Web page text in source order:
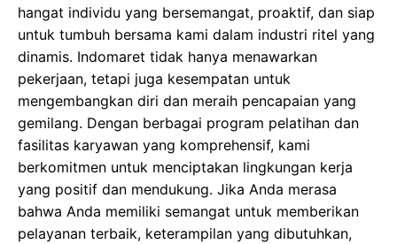
hangat individu yang bersemangat, proaktif, dan siap
untuk tumbuh bersama kami dalam industri ritel yang
dinamis. Indomaret tidak hanya menawarkan
pekerjaan, tetapi juga kesempatan untuk
mengembangkan diri dan meraih pencapaian yang
gemilang. Dengan berbagai program pelatihan dan
fasilitas karyawan yang komprehensif, kami
berkomitmen untuk menciptakan lingkungan kerja
yang positif dan mendukung. Jika Anda merasa
bahwa Anda memiliki semangat untuk memberikan
pelayanan terbaik, keterampilan yang dibutuhkan,